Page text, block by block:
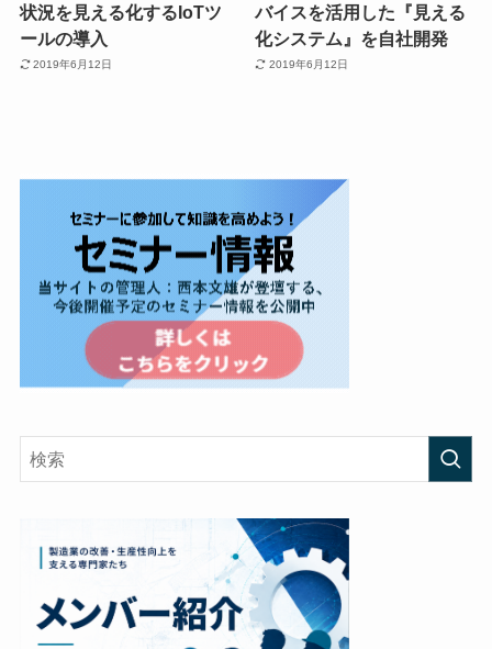
状況を見える化するIoTツ
ールの導入
2019年6月12日
バイスを活用した『見える
化システム』を自社開発
2019年6月12日